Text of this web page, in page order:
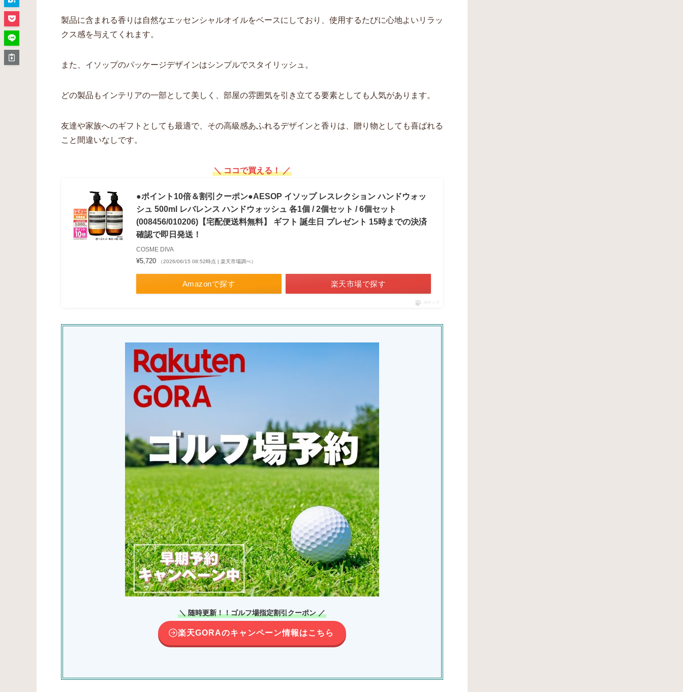
製品に含まれる香りは自然なエッセンシャルオイルをベースにしており、使用するたびに心地よいリラッ
クス感を与えてくれます。
また、イソップのパッケージデザインはシンプルでスタイリッシュ。
どの製品もインテリアの一部として美しく、部屋の雰囲気を引き立てる要素としても人気があります。
友達や家族へのギフトとしても最適で、その高級感あふれるデザインと香りは、贈り物としても喜ばれる
こと間違いなしです。
＼ ココで買える！ ／
●ポイント10倍＆割引クーポン●AESOP イソップ レスレクション ハンドウォッ
シュ 500ml レバレンス ハンドウォッシュ 各1個 / 2個セット / 6個セット
(008456/010206)【宅配便送料無料】 ギフト 誕生日 プレゼント 15時までの決済
確認で即日発送！
COSME DIVA
¥5,720 （2026/06/15 08:52時点 | 楽天市場調べ）
Amazonで探す 楽天市場で探す
ポチップ
＼ 随時更新！！ゴルフ場指定割引クーポン ／
楽天GORAのキャンペーン情報はこちら